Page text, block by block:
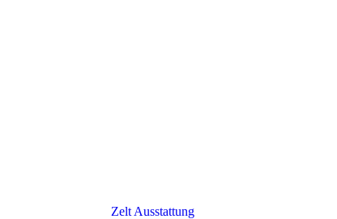
Zelt Ausstattung